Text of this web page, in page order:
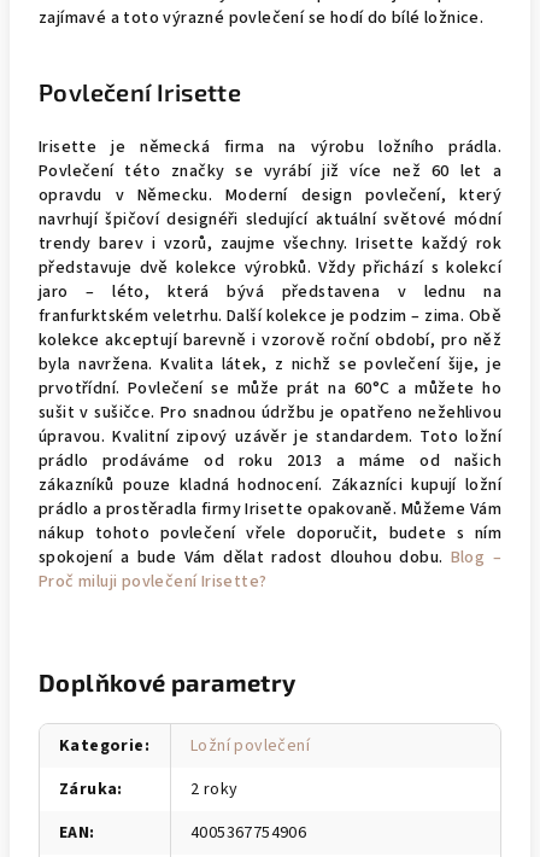
zajímavé a toto výrazné povlečení se hodí do bílé ložnice.
Povlečení Irisette
Irisette je německá firma na výrobu ložního prádla.
Povlečení této značky se vyrábí již více než 60 let a
opravdu v Německu. Moderní design povlečení, který
navrhují špičoví designéři sledující aktuální světové módní
trendy barev i vzorů, zaujme všechny. Irisette každý rok
představuje dvě kolekce výrobků. Vždy přichází s kolekcí
jaro – léto, která bývá představena v lednu na
franfurktském veletrhu. Další kolekce je podzim – zima. Obě
kolekce akceptují barevně i vzorově roční období, pro něž
byla navržena. Kvalita látek, z nichž se povlečení šije, je
prvotřídní. Povlečení se může prát na 60°C a můžete ho
sušit v sušičce. Pro snadnou údržbu je opatřeno nežehlivou
úpravou. Kvalitní zipový uzávěr je standardem. Toto ložní
prádlo prodáváme od roku 2013 a máme od našich
zákazníků pouze kladná hodnocení. Zákazníci kupují ložní
prádlo a prostěradla firmy Irisette opakovaně. Můžeme Vám
nákup tohoto povlečení vřele doporučit, budete s ním
spokojení a bude Vám dělat radost dlouhou dobu. Blog –
Proč miluji povlečení Irisette?
Doplňkové parametry
Kategorie:
Ložní povlečení
Záruka:
2 roky
EAN: 4005367754906